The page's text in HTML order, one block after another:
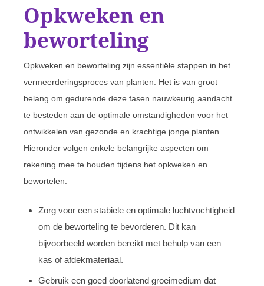
Opkweken en
beworteling
Opkweken en beworteling zijn essentiële stappen in het
vermeerderingsproces van planten. Het is van groot
belang om gedurende deze fasen nauwkeurig aandacht
te besteden aan de optimale omstandigheden voor het
ontwikkelen van gezonde en krachtige jonge planten.
Hieronder volgen enkele belangrijke aspecten om
rekening mee te houden tijdens het opkweken en
bewortelen:
Zorg voor een stabiele en optimale luchtvochtigheid
om de beworteling te bevorderen. Dit kan
bijvoorbeeld worden bereikt met behulp van een
kas of afdekmateriaal.
Gebruik een goed doorlatend groeimedium dat